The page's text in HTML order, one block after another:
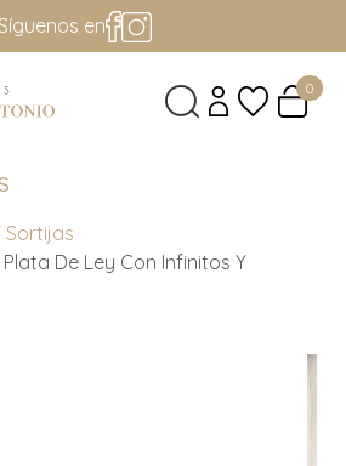
en
0
Sortijas
De Ley Con Infinitos Y